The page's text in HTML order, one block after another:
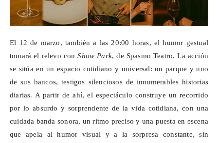
El 12 de marzo, también a las 20:00 horas, el humor gestual
tomará el relevo conShow Park, de Spasmo Teatro. La acción
se sitúa en un espacio cotidiano y universal: un parque y uno
de sus bancos, testigos silenciosos de innumerables historias
diarias. A partir de ahí, el espectáculo construye un recorrido
por lo absurdo y sorprendente de la vida cotidiana, con una
cuidada banda sonora, un ritmo preciso y una puesta en escena
que apela al humor visual y a la sorpresa constante, sin